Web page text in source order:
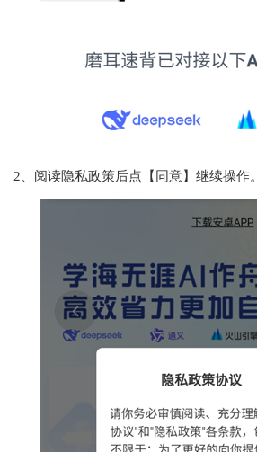
2、阅读隐私政策后点【同意】继续操作。